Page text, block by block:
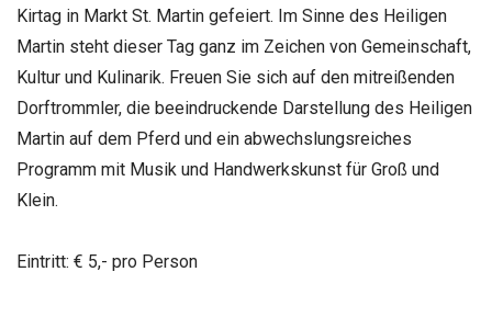
Kirtag in Markt St. Martin gefeiert. Im Sinne des Heiligen
Martin steht dieser Tag ganz im Zeichen von Gemeinschaft,
Kultur und Kulinarik. Freuen Sie sich auf den mitreißenden
Dorftrommler, die beeindruckende Darstellung des Heiligen
Martin auf dem Pferd und ein abwechslungsreiches
Programm mit Musik und Handwerkskunst für Groß und
Klein.
Eintritt: € 5,- pro Person